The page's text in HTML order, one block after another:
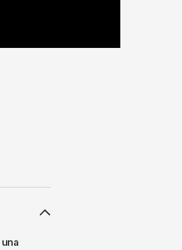
una